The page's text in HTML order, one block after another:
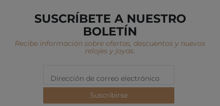
SUSCRÍBETE A NUESTRO
BOLETÍN
Recibe información sobre ofertas, descuentos y nuevos
relojes y joyas.
Suscribirse